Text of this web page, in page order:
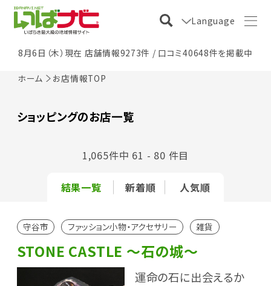
Language
8月6日（木）現在 店舗情報9273件 / 口コミ40648件を掲載中
ホーム お店情報TOP
ショッピングのお店一覧
結果一覧 新着順 人気順
1,065件中 61 - 80 件目
守谷市 ファッション小物・アクセサリー 雑貨
STONE CASTLE ～石の城～
運命の石に出会えるか